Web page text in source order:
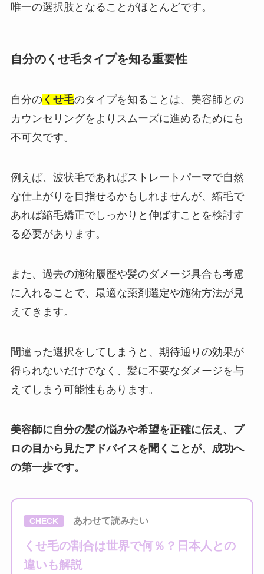
唯一の選択肢となることがほとんどです。
自分のくせ毛タイプを知る重要性
自分のくせ毛のタイプを知ることは、美容師との
カウンセリングをよりスムーズに進めるためにも
不可欠です。
例えば、波状毛であればストレートパーマで自然
な仕上がりを目指せるかもしれませんが、縮毛で
あれば縮毛矯正でしっかりと伸ばすことを検討す
る必要があります。
また、過去の施術履歴や髪のダメージ具合も考慮
に入れることで、最適な薬剤選定や施術方法が見
えてきます。
間違った選択をしてしまうと、期待通りの効果が
得られないだけでなく、髪に不要なダメージを与
えてしまう可能性もあります。
美容師に自分の髪の悩みや希望を正確に伝え、プ
ロの目から見たアドバイスを聞くことが、成功へ
の第一歩です。
CHECK あわせて読みたい
くせ毛の割合は世界で何％？日本人との
違いも解説